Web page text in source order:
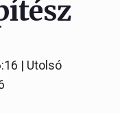
| Utolsó